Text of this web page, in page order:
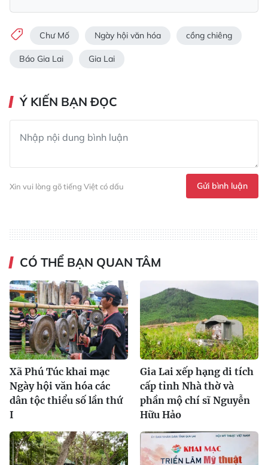
Chư Mố Ngày hội văn hóa cồng chiêng
Báo Gia Lai Gia Lai
Ý KIẾN BẠN ĐỌC
Xin vui lòng gõ tiếng Việt có dấu Gửi bình luận
CÓ THỂ BẠN QUAN TÂM
Xã Phú Túc khai mạc
Ngày hội văn hóa các
dân tộc thiểu số lần thứ
I
Gia Lai xếp hạng di tích
cấp tỉnh Nhà thờ và
phần mộ chí sĩ Nguyễn
Hữu Hảo